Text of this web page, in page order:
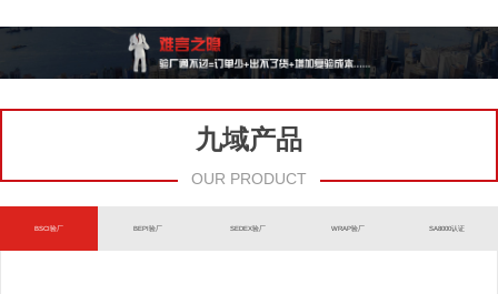
九域产品
OUR PRODUCT
BSCI验厂 BEPI验厂 SEDEX验厂 WRAP验厂 SA8000认证